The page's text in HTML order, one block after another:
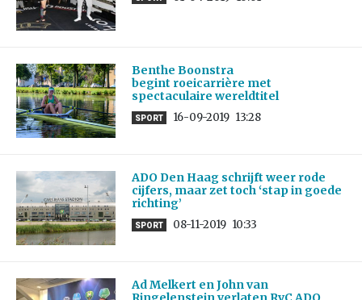
Benthe Boonstra
begint roeicarrière met
spectaculaire wereldtitel
SPORT 16-09-2019 13:28
ADO Den Haag schrijft weer rode
cijfers, maar zet toch ‘stap in goede
richting’
SPORT 08-11-2019 10:33
Ad Melkert en John van